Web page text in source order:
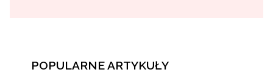
POPULARNE ARTYKUŁY